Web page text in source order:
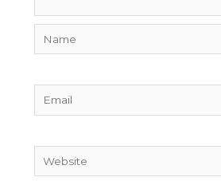
Name
Email
Website